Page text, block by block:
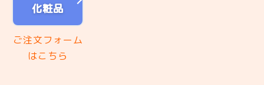
化粧品
ご注文フォーム
はこちら